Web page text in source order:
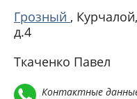
Грозный ,
д.4
Ткаченко Павел
Контактные